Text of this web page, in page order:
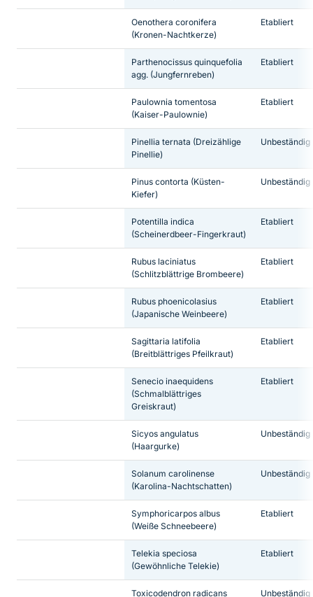
Oenothera coronifera
(Kronen-Nachtkerze)
Etabliert
Parthenocissus quinquefolia
agg. (Jungfernreben)
Etabliert
Paulownia tomentosa
(Kaiser-Paulownie)
Etabliert
Pinellia ternata (Dreizählige
Pinellie)
Unbeständig
Pinus contorta (Küsten-
Kiefer)
Unbeständig
Potentilla indica
(Scheinerdbeer-Fingerkraut)
Etabliert
Rubus laciniatus
(Schlitzblättrige Brombeere)
Etabliert
Rubus phoenicolasius
(Japanische Weinbeere)
Etabliert
Sagittaria latifolia
(Breitblättriges Pfeilkraut)
Etabliert
Senecio inaequidens
(Schmalblättriges
Greiskraut)
Etabliert
Sicyos angulatus
(Haargurke)
Unbeständig
Solanum carolinense
(Karolina-Nachtschatten)
Unbeständig
Symphoricarpos albus
(Weiße Schneebeere)
Etabliert
Telekia speciosa
(Gewöhnliche Telekie)
Etabliert
Toxicodendron radicans
Unbeständig